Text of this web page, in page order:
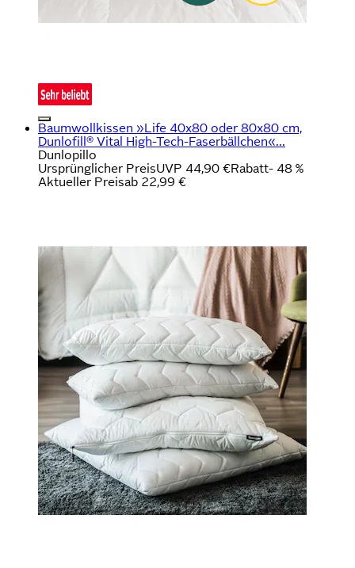
Baumwollkissen »Life 40x80 oder 80x80 cm,
Dunlofill® Vital High-Tech-Faserbällchen«...
Dunlopillo
Ursprünglicher PreisUVP 44,90 €Rabatt- 48 %
Aktueller Preisab 22,99 €